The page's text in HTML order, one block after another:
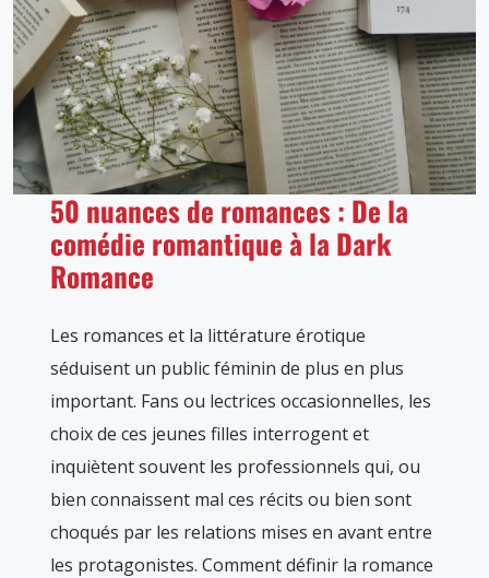
50 nuances de romances : De la
comédie romantique à la Dark
Romance
Les romances et la littérature érotique
séduisent un public féminin de plus en plus
important. Fans ou lectrices occasionnelles, les
choix de ces jeunes filles interrogent et
inquiètent souvent les professionnels qui, ou
bien connaissent mal ces récits ou bien sont
choqués par les relations mises en avant entre
les protagonistes. Comment définir la romance